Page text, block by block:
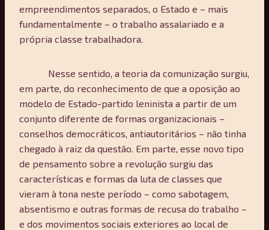
empreendimentos separados, o Estado e – mais
fundamentalmente – o trabalho assalariado e a
própria classe trabalhadora.
Nesse sentido, a teoria da comunização surgiu,
em parte, do reconhecimento de que a oposição ao
modelo de Estado-partido leninista a partir de um
conjunto diferente de formas organizacionais –
conselhos democráticos, antiautoritários – não tinha
chegado à raiz da questão. Em parte, esse novo tipo
de pensamento sobre a revolução surgiu das
características e formas da luta de classes que
vieram à tona neste período – como sabotagem,
absentismo e outras formas de recusa do trabalho –
e dos movimentos sociais exteriores ao local de